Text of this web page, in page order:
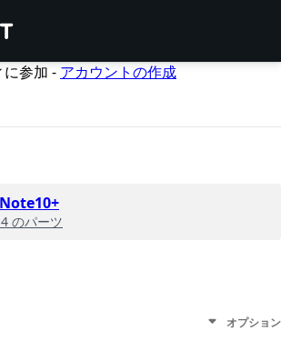
に参加 - アカウントの作成
のパーツ
オプション